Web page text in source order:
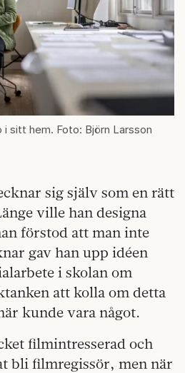
i sitt hem. Foto: Björn Larsson
sig själv som en rätt
ville han designa
förstod att man inte
gav han upp idéen
i skolan om
att kolla om detta
kunde vara något.
filmintresserad och
bli filmregissör, men när